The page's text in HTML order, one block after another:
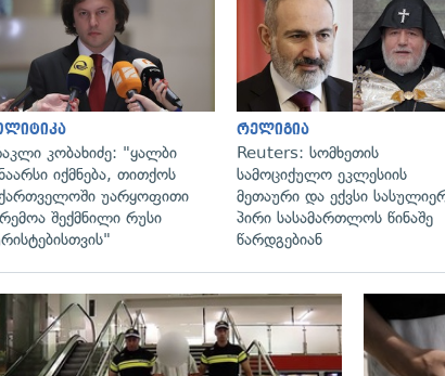
გადახედვა
კობახიძე: "ყალბი
იქმნება, თითქოს
უარყოფითი
შექმნილი რუსი
რელიგია
Reuters: სომხეთის
სამოციქულო ეკლესიის
მეთაური და ექვსი
პირი სასამართლოს წინაშე
წარდგებიან
გადახედვა